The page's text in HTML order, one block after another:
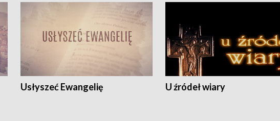
Usłyszeć Ewangelię U źródeł wiary